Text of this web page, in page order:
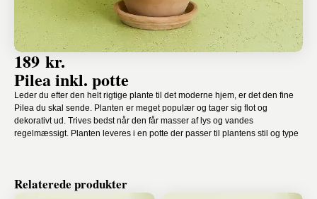
189 kr.
Pilea inkl. potte
Leder du efter den helt rigtige plante til det moderne hjem, er det den fine
Pilea du skal sende. Planten er meget populær og tager sig flot og
dekorativt ud. Trives bedst når den får masser af lys og vandes
regelmæssigt. Planten leveres i en potte der passer til plantens stil og type
Relaterede produkter